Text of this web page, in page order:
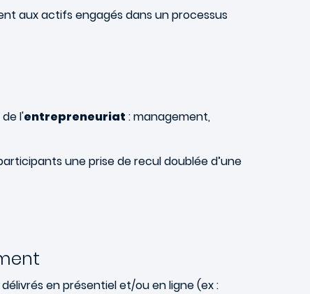
aux actifs engagés dans un processus
l'entrepreneuriat : management,
une prise de recul doublée d’une
en présentiel et/ou en ligne (ex :